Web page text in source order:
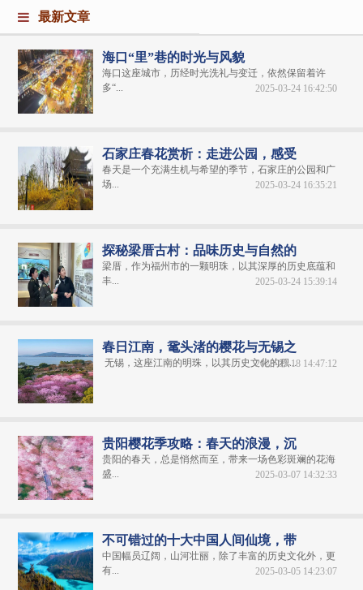
最新文章
海口“里”巷的时光与风貌
海口这座城市，历经时光洗礼与变迁，依然保留着许
多“...
2025-03-24 16:42:50
石家庄春花赏析：走进公园，感受
春天是一个充满生机与希望的季节，石家庄的公园和广
场...
2025-03-24 16:35:21
探秘梁厝古村：品味历史与自然的
梁厝，作为福州市的一颗明珠，以其深厚的历史底蕴和
丰...
2025-03-24 15:39:14
春日江南，鼋头渚的樱花与无锡之
无锡，这座江南的明珠，以其历史文化的积...2025-03-18 14:47:12
贵阳樱花季攻略：春天的浪漫，沉
贵阳的春天，总是悄然而至，带来一场色彩斑斓的花海
盛...
2025-03-07 14:32:33
不可错过的十大中国人间仙境，带
中国幅员辽阔，山河壮丽，除了丰富的历史文化外，更
有...
2025-03-05 14:23:07